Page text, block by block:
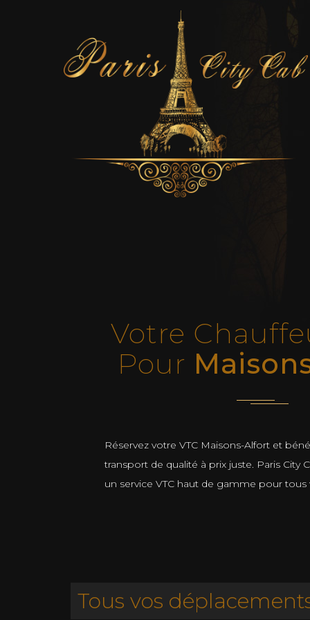
Votre
Pour
Réservez votre VTC Maisons-Alfort et
transport de qualité à prix juste. Paris City
un service VTC haut de gamme pour
Tous vos